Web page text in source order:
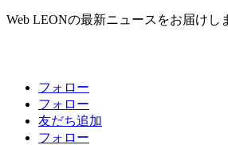
Web LEONの最新ニュースをお届けし
フォロー
フォロー
友だち追加
フォロー